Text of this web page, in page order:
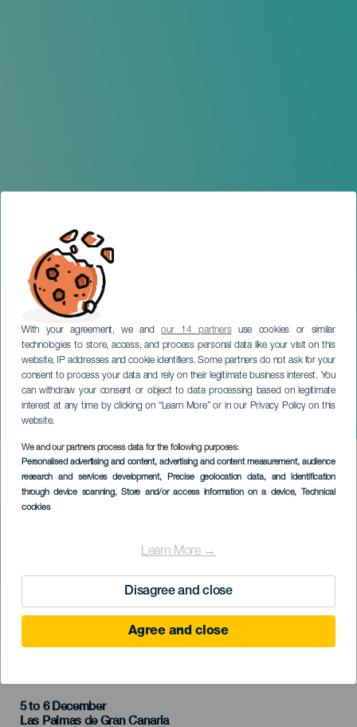
With your agreement, we andour 14 partnersuse cookies or similar
technologies to store, access, and process personal data like your visit on this
website, IP addresses and cookie identifiers. Some partners do not ask for your
consent to process your data and rely on their legitimate business interest. You
can withdraw your consent or object to data processing based on legitimate
interest at any time by clicking on “Learn More” or in our Privacy Policy on this
website.
We and our partners process data for the following purposes:
Personalised advertising and content, advertising and content measurement, audience
research and services development, Precise geolocation data, and identification
through device scanning, Store and/or access information on a device, Technical
cookies
Learn More →
Disagree and close
Agree and close
A téli álmom
GRAN CANARIA
Imagen
Listado
5 to 6 December
Localidad
Las Palmas de Gran Canaria